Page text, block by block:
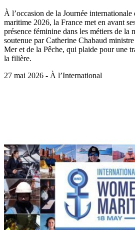
À l’occasion de la Journée internationale
maritime 2026, la France met en avant
présence féminine dans les métiers de la
soutenue par Catherine Chabaud
Mer et de la Pêche, qui plaide pour une
la filière.
27 mai 2026 - À l’International